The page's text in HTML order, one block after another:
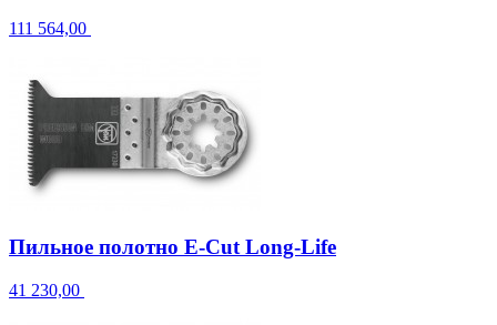
111 564,00
Пильное полотно E-Cut Long-Life
41 230,00